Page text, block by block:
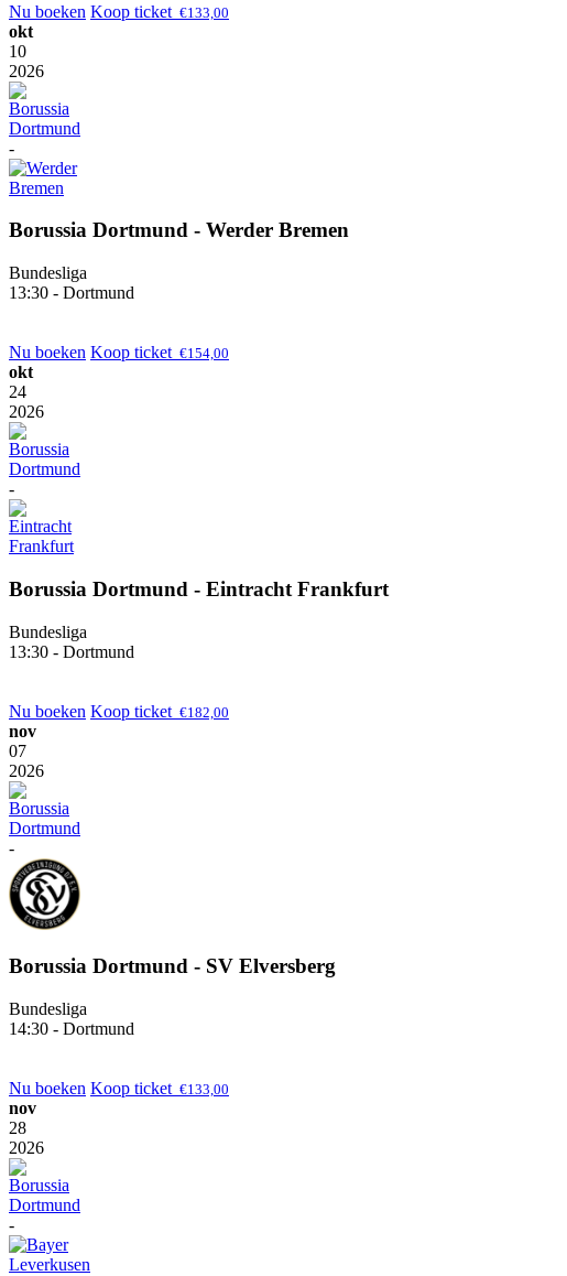
Nu boeken Koop ticket €133,00
okt
10
2026
-
Borussia Dortmund - Werder Bremen
Bundesliga
13:30 - Dortmund
Nu boeken Koop ticket €154,00
okt
24
2026
-
Borussia Dortmund - Eintracht Frankfurt
Bundesliga
13:30 - Dortmund
Nu boeken Koop ticket €182,00
nov
07
2026
-
Borussia Dortmund - SV Elversberg
Bundesliga
14:30 - Dortmund
Nu boeken Koop ticket €133,00
nov
28
2026
-